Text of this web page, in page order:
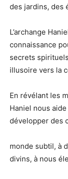
des jardins, des
L’archange
connaissance
secrets
illusoire vers la
En révélant les
Haniel nous
développer des
monde subtil, à
divins, à nous